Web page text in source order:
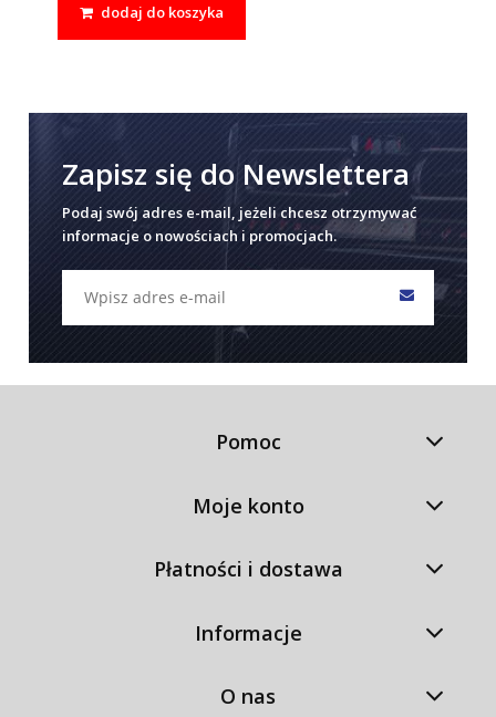
dodaj do koszyka
Zapisz się do Newslettera
Podaj swój adres e-mail, jeżeli chcesz otrzymywać
informacje o nowościach i promocjach.
Pomoc
Moje konto
Płatności i dostawa
Informacje
O nas